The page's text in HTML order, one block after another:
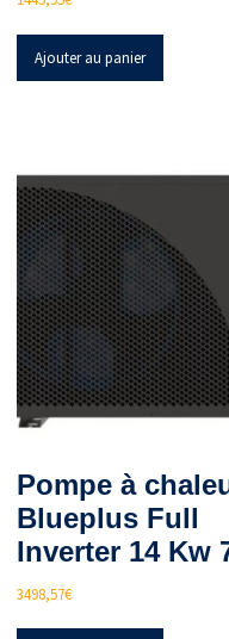
Ajouter au panier
Pompe à
Blueplus Full
Inverter 14 Kw
3498,57€